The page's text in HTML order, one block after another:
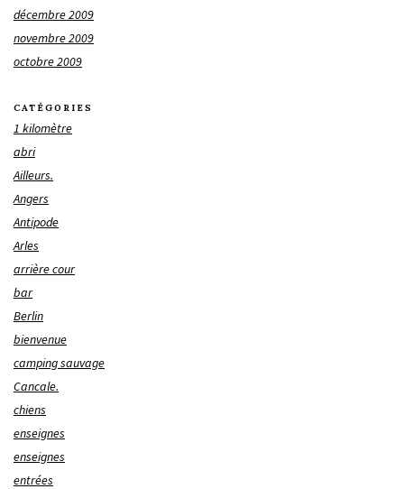
décembre 2009
novembre 2009
octobre 2009
CATÉGORIES
1 kilomètre
abri
Ailleurs.
Angers
Antipode
Arles
arrière cour
bar
Berlin
bienvenue
camping sauvage
Cancale.
chiens
enseignes
enseignes
entrées